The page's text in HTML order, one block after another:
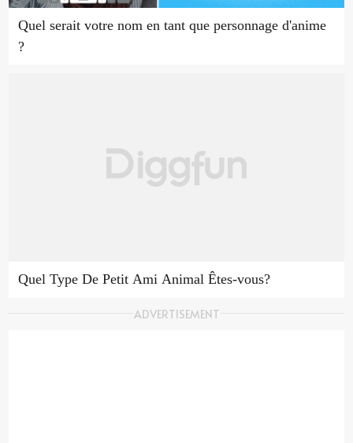
Quel serait votre nom en tant que personnage d'anime
?
Quel Type De Petit Ami Animal Êtes-vous?
ADVERTISEMENT